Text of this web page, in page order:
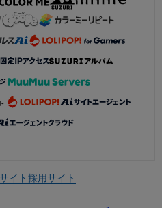
イト採用サイト